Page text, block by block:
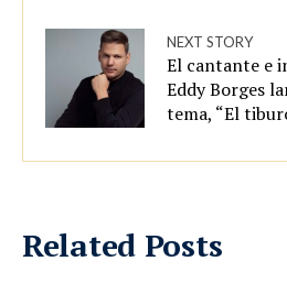
NEXT STORY
El cantante e
Eddy Borges
tema, “El
Related Posts